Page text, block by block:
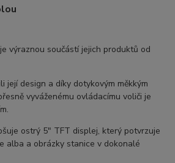
výraznou součástí jejich produktů od
její design a díky dotykovým měkkým
vyváženému ovládacímu voliči je
ostrý 5″ TFT displej, který potvrzuje
alba a obrázky stanice v dokonalé